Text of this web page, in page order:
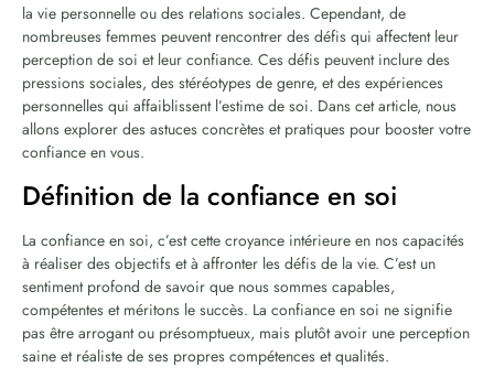
la vie personnelle ou des relations sociales. Cependant, de
nombreuses femmes peuvent rencontrer des défis qui affectent leur
perception de soi et leur confiance. Ces défis peuvent inclure des
pressions sociales, des stéréotypes de genre, et des expériences
personnelles qui affaiblissent l’estime de soi. Dans cet article, nous
allons explorer des astuces concrètes et pratiques pour booster votre
confiance en vous.
Définition de la confiance en soi
La confiance en soi, c’est cette croyance intérieure en nos capacités
à réaliser des objectifs et à affronter les défis de la vie. C’est un
sentiment profond de savoir que nous sommes capables,
compétentes et méritons le succès. La confiance en soi ne signifie
pas être arrogant ou présomptueux, mais plutôt avoir une perception
saine et réaliste de ses propres compétences et qualités.